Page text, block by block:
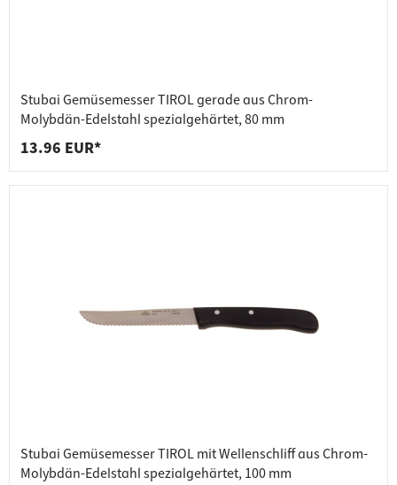
Stubai Gemüsemesser TIROL gerade aus Chrom-
Molybdän-Edelstahl spezialgehärtet, 80 mm
13.96 EUR*
Stubai Gemüsemesser TIROL mit Wellenschliff aus Chrom-
Molybdän-Edelstahl spezialgehärtet, 100 mm